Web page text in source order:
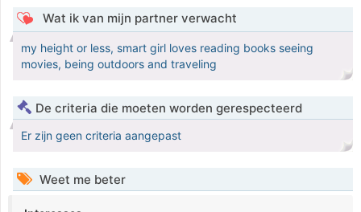
Wat ik van mijn partner verwacht
my height or less, smart girl loves reading books seeing
movies, being outdoors and traveling
De criteria die moeten worden gerespecteerd
Er zijn geen criteria aangepast
Weet me beter